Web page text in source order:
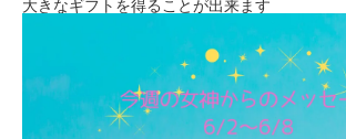
大きなギフトを得ることが出来ます